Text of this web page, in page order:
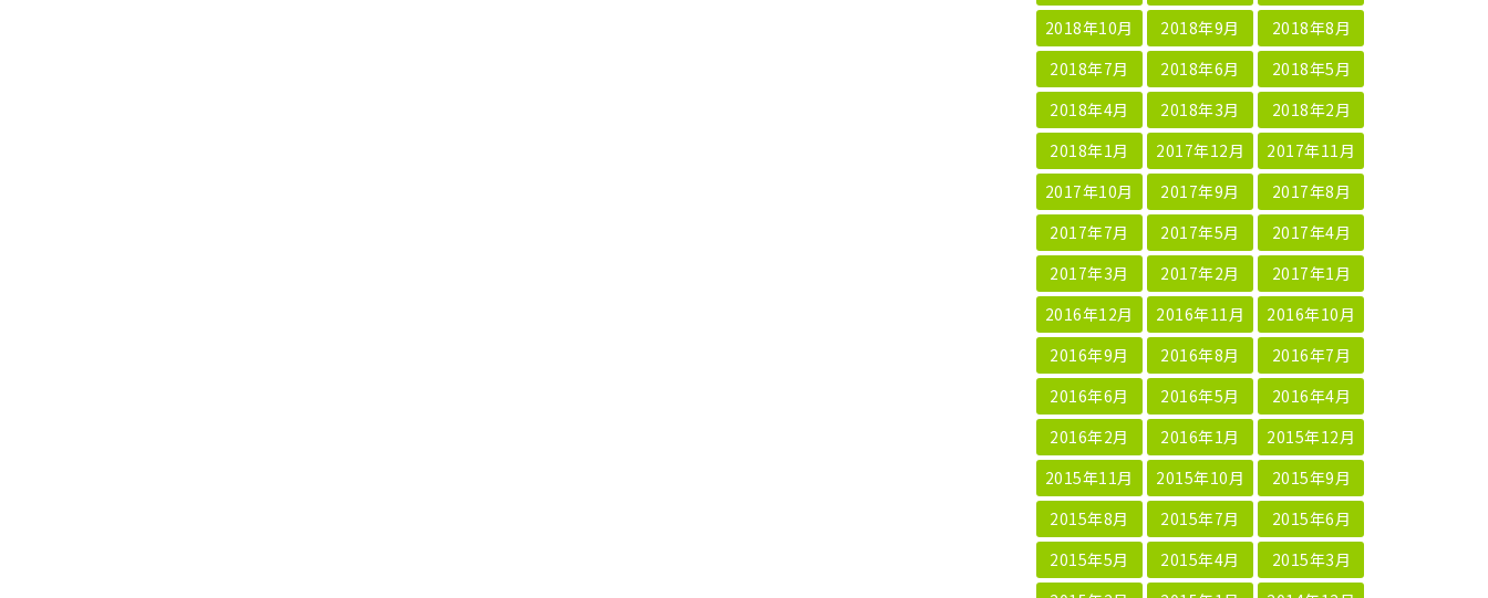
2018年10月
2018年9月
2018年8月
2018年7月
2018年6月
2018年5月
2018年4月
2018年3月
2018年2月
2018年1月
2017年12月
2017年11月
2017年10月
2017年9月
2017年8月
2017年7月
2017年5月
2017年4月
2017年3月
2017年2月
2017年1月
2016年12月
2016年11月
2016年10月
2016年9月
2016年8月
2016年7月
2016年6月
2016年5月
2016年4月
2016年2月
2016年1月
2015年12月
2015年11月
2015年10月
2015年9月
2015年8月
2015年7月
2015年6月
2015年5月
2015年4月
2015年3月